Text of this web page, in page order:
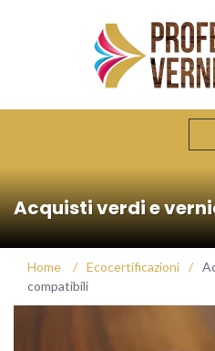
Acquisti verdi e
Home / Ecocertificazioni /
compatibili